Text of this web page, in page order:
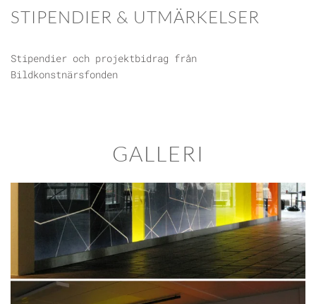
STIPENDIER & UTMÄRKELSER
Stipendier och projektbidrag från
Bildkonstnärsfonden
GALLERI
BLÄDDRA I GALLERI